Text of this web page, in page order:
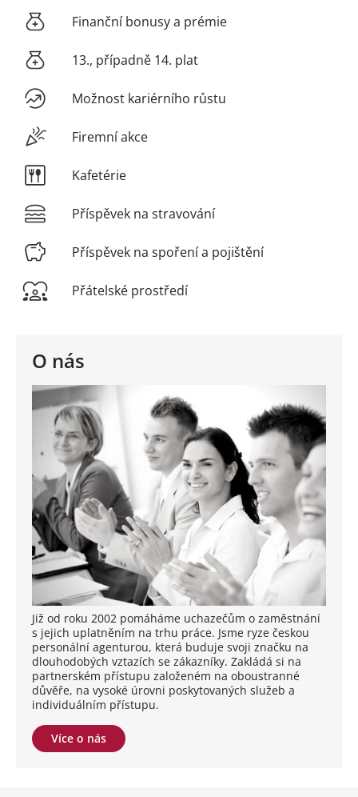
O nás
Již od roku 2002 pomáháme uchazečům o zaměstnání
s jejich uplatněním na trhu práce. Jsme ryze českou
personální agenturou, která buduje svoji značku na
dlouhodobých vztazích se zákazníky. Zakládá si na
partnerském přístupu založeném na oboustranné
důvěře, na vysoké úrovni poskytovaných služeb a
individuálním přístupu.
Více o nás
Finanční bonusy a prémie
13., případně 14. plat
Možnost kariérního růstu
Firemní akce
Kafetérie
Příspěvek na stravování
Příspěvek na spoření a pojištění
Přátelské prostředí